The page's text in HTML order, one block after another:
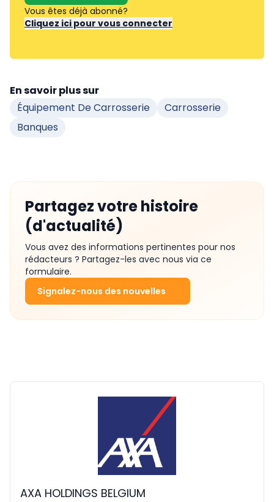
Vous êtes déjà abonné?
Cliquez ici pour vous connecter
En savoir plus sur
Équipement De Carrosserie
Carrosserie
Banques
Partagez votre histoire
(d'actualité)
Vous avez des informations pertinentes pour nos
rédacteurs ? Partagez-les avec nous via ce
formulaire.
Signalez-nous des nouvelles
AXA HOLDINGS BELGIUM